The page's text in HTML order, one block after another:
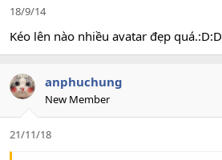
18/9/14
Kéo lên nào nhiều avatar đẹp quá.:D:D
anphuchung
New Member
21/11/18